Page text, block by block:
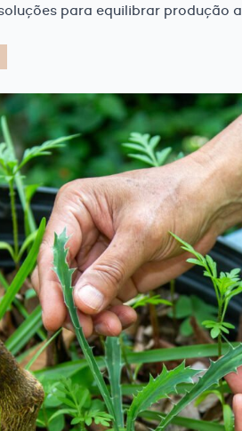
para equilibrar produção